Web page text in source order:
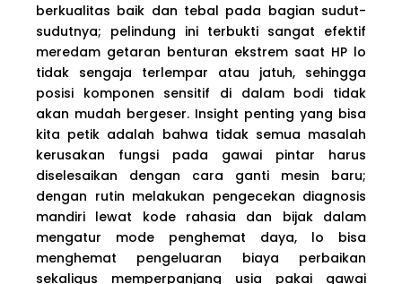
berkualitas baik dan tebal pada bagian sudut-
sudutnya; pelindung ini terbukti sangat efektif
meredam getaran benturan ekstrem saat HP lo
tidak sengaja terlempar atau jatuh, sehingga
posisi komponen sensitif di dalam bodi tidak
akan mudah bergeser. Insight penting yang bisa
kita petik adalah bahwa tidak semua masalah
kerusakan fungsi pada gawai pintar harus
diselesaikan dengan cara ganti mesin baru;
dengan rutin melakukan pengecekan diagnosis
mandiri lewat kode rahasia dan bijak dalam
mengatur mode penghemat daya, lo bisa
menghemat pengeluaran biaya perbaikan
sekaligus memperpanjang usia pakai gawai